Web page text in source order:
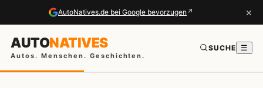
AutoNatives.de bei Google bevorzugen ↗ ×
AUTONATIVES
Autos. Menschen. Geschichten.
SUCHE ☰